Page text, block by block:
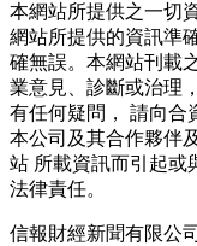
本網站所提供之一切
網站所提供的資訊準
確無誤。本網站刊載
業意見、診斷或治理
有任何疑問， 請向合
本公司及其合作夥伴
站 所載資訊而引起或
法律責任。
信報財經新聞有限公